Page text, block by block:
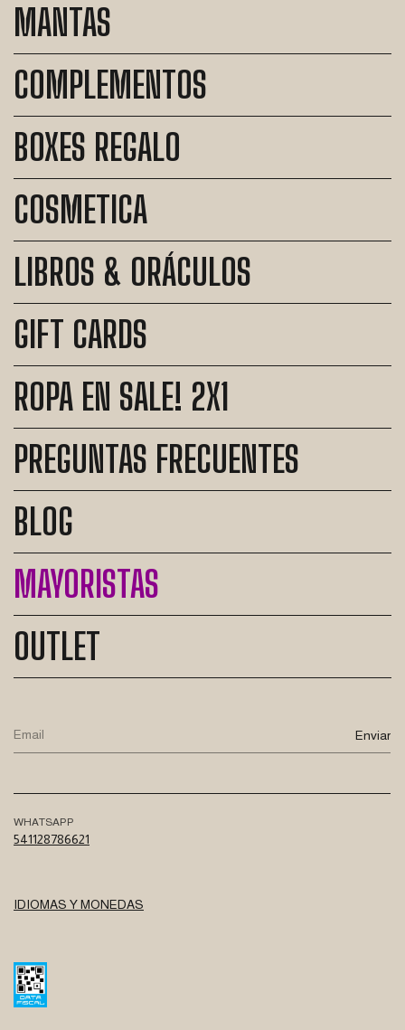
MANTAS
COMPLEMENTOS
BOXES REGALO
COSMETICA
LIBROS & ORÁCULOS
GIFT CARDS
ROPA EN SALE! 2X1
PREGUNTAS FRECUENTES
BLOG
MAYORISTAS
OUTLET
WHATSAPP
541128786621
IDIOMAS Y MONEDAS